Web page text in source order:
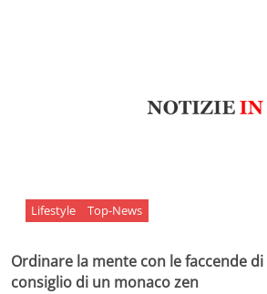
Lifestyle Top-News
Ordinare la mente con le faccende di
consiglio di un monaco zen